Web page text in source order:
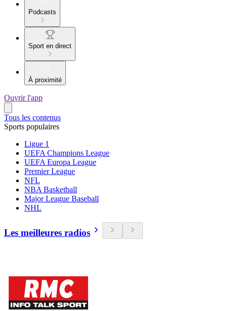
Podcasts
Sport en direct
À proximité
Ouvrir l'app
Tous les contenus
Sports populaires
Ligue 1
UEFA Champions League
UEFA Europa League
Premier League
NFL
NBA Basketball
Major League Baseball
NHL
Les meilleures radios